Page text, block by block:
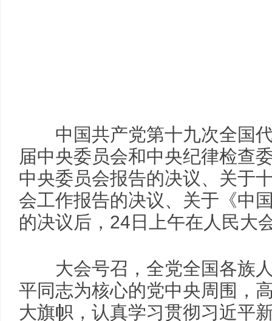
中国共产党第十九次全国代
届中央委员会和中央纪律检查
中央委员会报告的决议、关于
会工作报告的决议、关于《中
的决议后，24日上午在人民大
大会号召，全党全国各族人
平同志为核心的党中央周围，
大旗帜，认真学习贯彻习近平